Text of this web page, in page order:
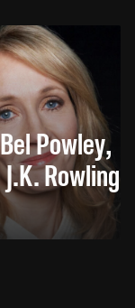
Powley,
Rowling